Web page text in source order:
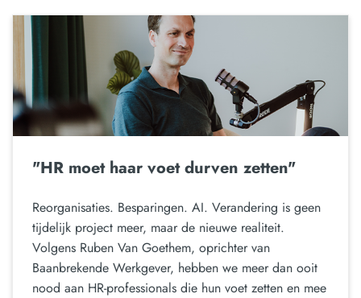
"HR moet haar voet durven zetten"
Reorganisaties. Besparingen. AI. Verandering is geen
tijdelijk project meer, maar de nieuwe realiteit.
Volgens Ruben Van Goethem, oprichter van
Baanbrekende Werkgever, hebben we meer dan ooit
nood aan HR-professionals die hun voet zetten en mee